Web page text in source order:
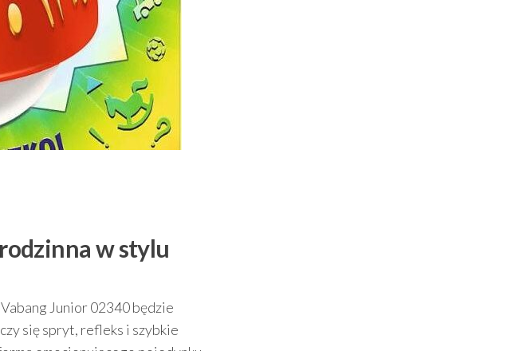
w stylu
Junior 02340 będzie
się spryt, refleks i szybkie